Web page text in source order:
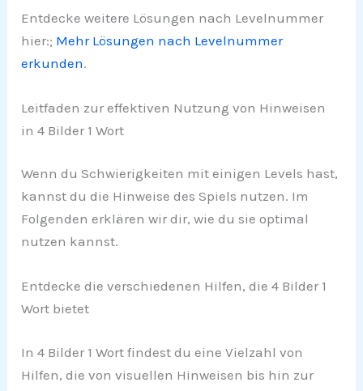
Entdecke weitere Lösungen nach Levelnummer
hier:; Mehr Lösungen nach Levelnummer
erkunden.
Leitfaden zur effektiven Nutzung von Hinweisen
in 4 Bilder 1 Wort
Wenn du Schwierigkeiten mit einigen Levels hast,
kannst du die Hinweise des Spiels nutzen. Im
Folgenden erklären wir dir, wie du sie optimal
nutzen kannst.
Entdecke die verschiedenen Hilfen, die 4 Bilder 1
Wort bietet
In 4 Bilder 1 Wort findest du eine Vielzahl von
Hilfen, die von visuellen Hinweisen bis hin zur